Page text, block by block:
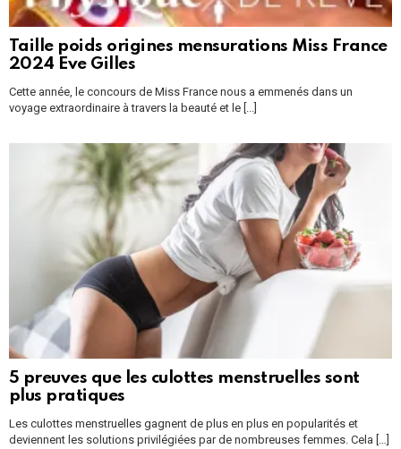
Taille poids origines mensurations Miss France
2024 Eve Gilles
Cette année, le concours de Miss France nous a emmenés dans un
voyage extraordinaire à travers la beauté et le [...]
5 preuves que les culottes menstruelles sont
plus pratiques
Les culottes menstruelles gagnent de plus en plus en popularités et
deviennent les solutions privilégiées par de nombreuses femmes. Cela […]